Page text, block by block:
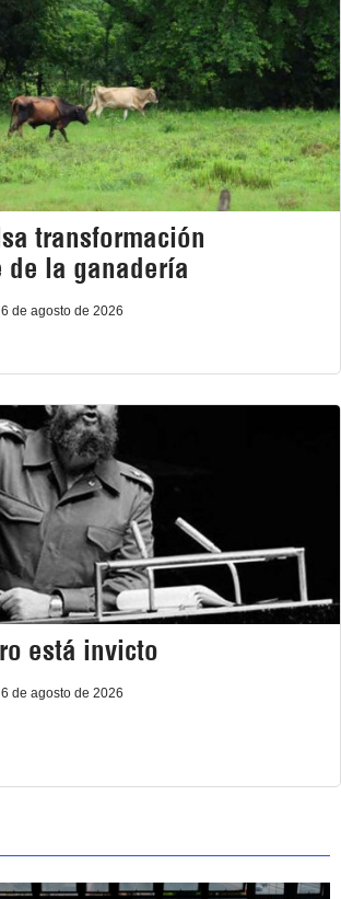
transformación
la ganadería
de agosto de 2026
está invicto
de agosto de 2026